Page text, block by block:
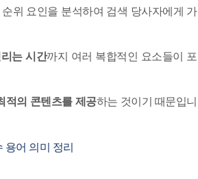
위 요인을 분석하여 검색 당사자에게 가
는 시간까지 여러 복합적인 요소들이 포
적의 콘텐츠를 제공하는 것이기 때문입니
용어 의미 정리